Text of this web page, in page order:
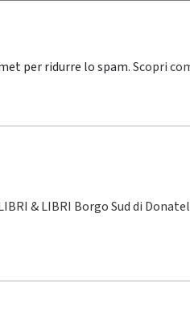
per ridurre lo spam.Scopri
& LIBRI Borgo Sud di